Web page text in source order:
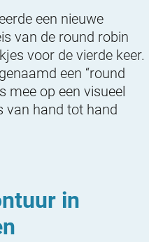
een nieuwe
van de round robin
voor de vierde keer.
een “round
mee op een visueel
van hand tot hand
in